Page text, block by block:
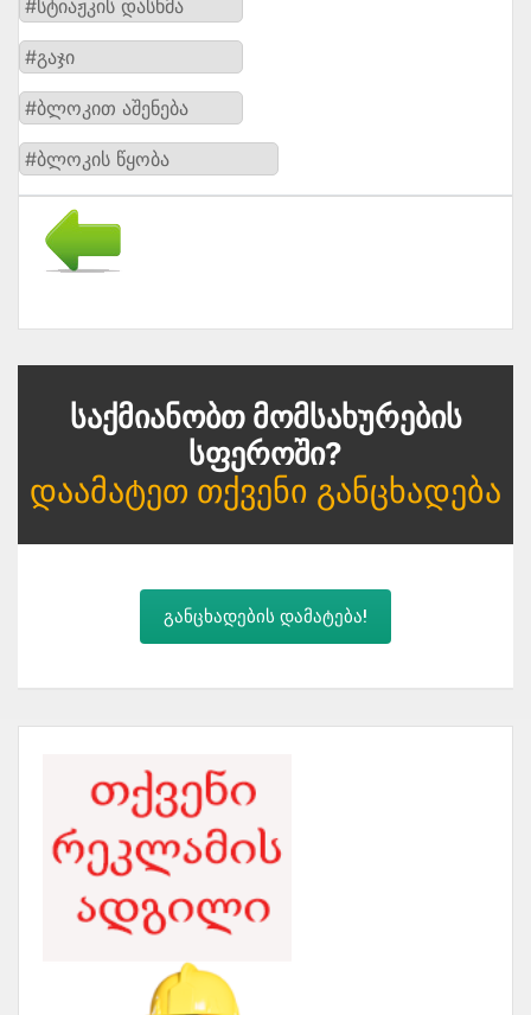
#სტიაჟკის დასხმა
#გაჯი
#ბლოკით აშენება
#ბლოკის წყობა
Საქმიანობთ Მომსახურების
Სფეროში?
Დაამატეთ Თქვენი Განცხადება
განცხადების დამატება!